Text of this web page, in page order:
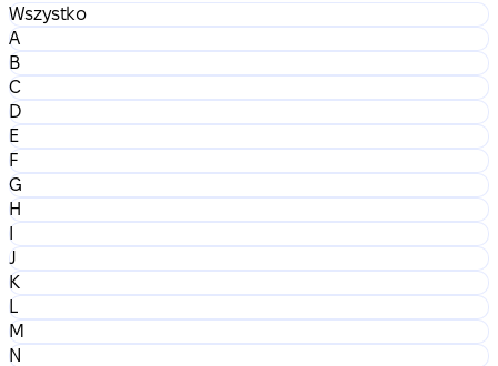
Wszystko
A
B
C
D
E
F
G
H
I
J
K
L
M
N